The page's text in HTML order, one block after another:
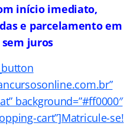
início imediato,
e parcelamento em
juros
background=”#ff0000″
cart”]Matricule-se!